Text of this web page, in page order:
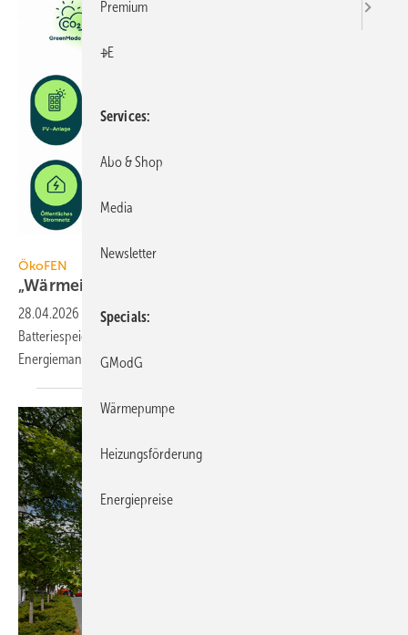
ÖkoFEN
„Wärmeintelligentes
28.04.2026
ÖkoFEN hat ein „wärmeintelligentes Gesamtsystem“ aus
Batterie­spei­cher, Hybrid-Wechsel­richter, Wall­box und zen­tra­lem
Energie­manage­mentvorgestellt.
Premium
+E
Services
Abo & Shop
Media
Newsletter
Specials
GModG
Wärmepumpe
Heizungsförderung
Energiepreise